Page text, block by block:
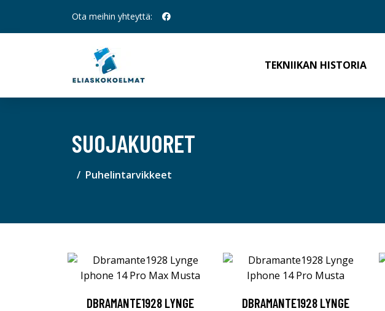
Ota meihin yhteyttä:
TEKNIIKAN HISTORIA
SUOJAKUORET
Puhelintarvikkeet
DBRAMANTE1928 LYNGE
DBRAMANTE1928 LYNGE